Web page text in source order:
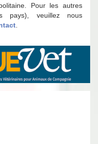
Pour les autres
pays), veuillez nous